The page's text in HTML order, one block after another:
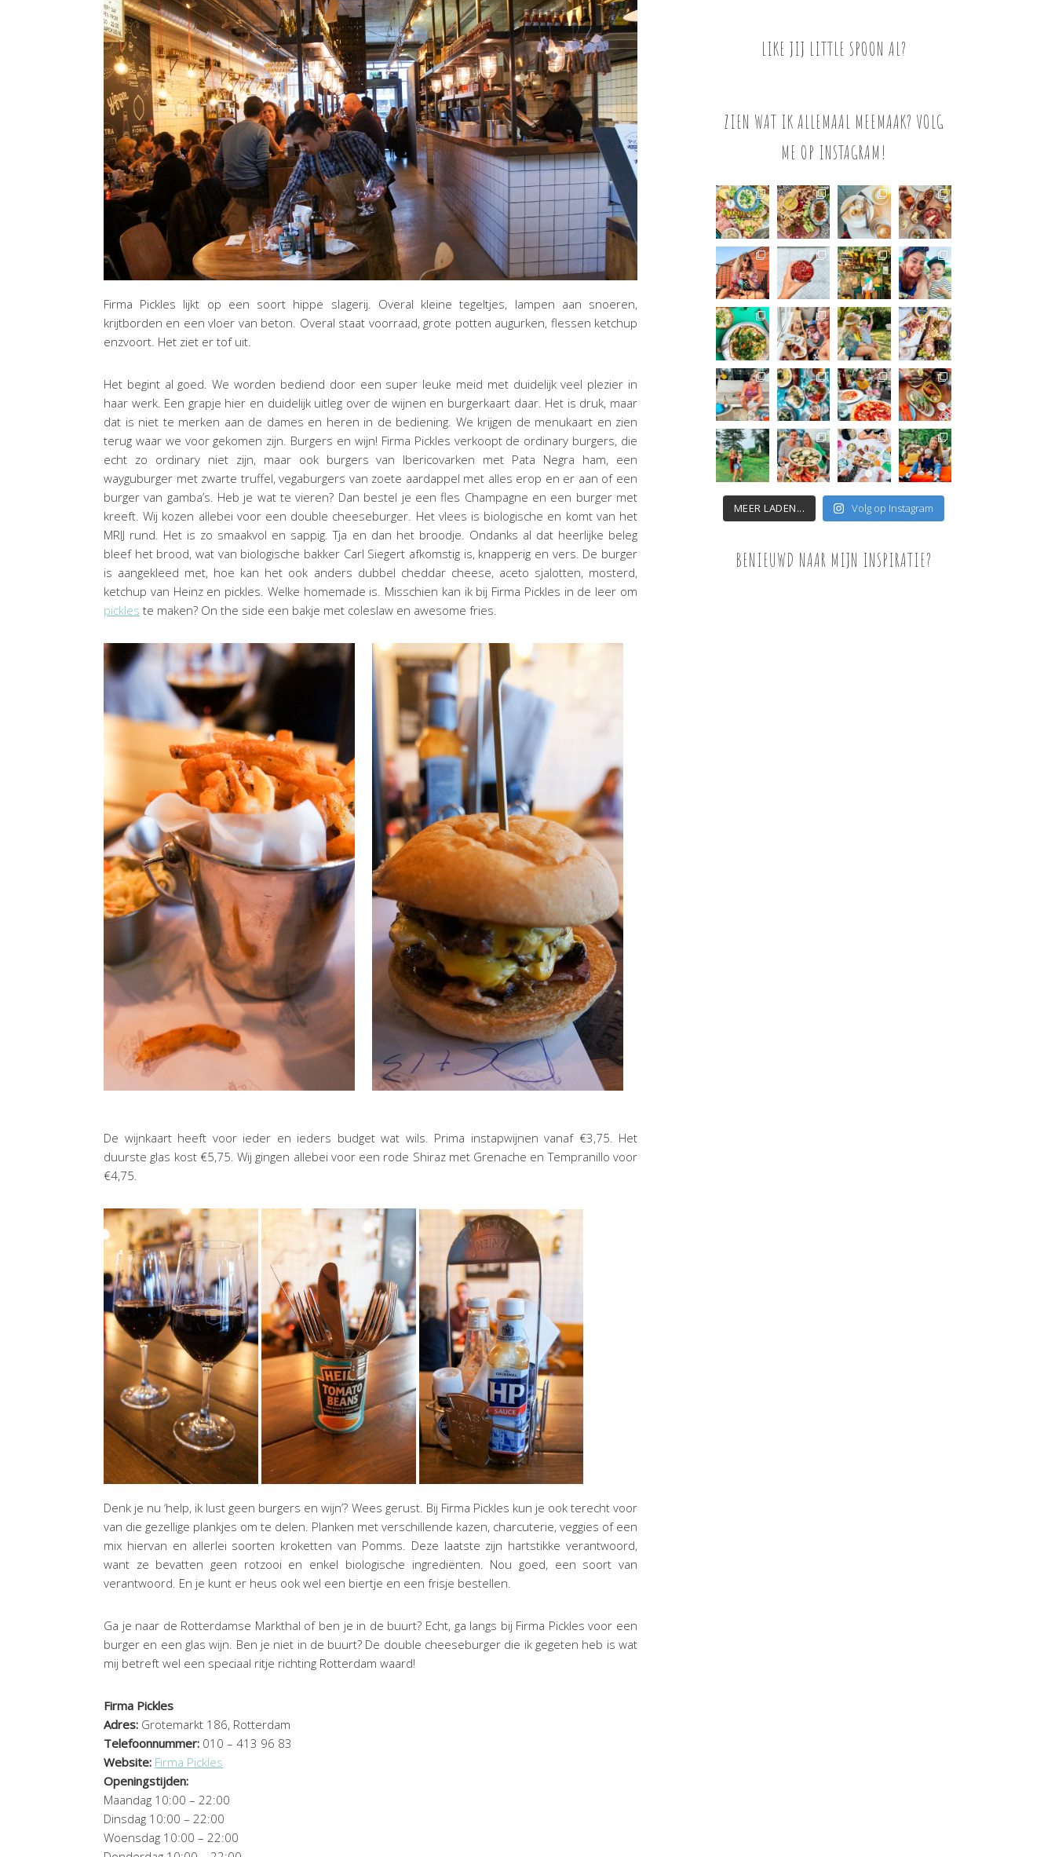
Firma Pickles lijkt op een soort hippe slagerij. Overal kleine tegeltjes, lampen aan snoeren,
krijtborden en een vloer van beton. Overal staat voorraad, grote potten augurken, flessen ketchup
enzvoort. Het ziet er tof uit.
Het begint al goed. We worden bediend door een super leuke meid met duidelijk veel plezier in
haar werk. Een grapje hier en duidelijk uitleg over de wijnen en burgerkaart daar. Het is druk, maar
dat is niet te merken aan de dames en heren in de bediening. We krijgen de menukaart en zien
terug waar we voor gekomen zijn. Burgers en wijn! Firma Pickles verkoopt de ordinary burgers, die
echt zo ordinary niet zijn, maar ook burgers van Ibericovarken met Pata Negra ham, een
wayguburger met zwarte truffel, vegaburgers van zoete aardappel met alles erop en er aan of een
burger van gamba’s. Heb je wat te vieren? Dan bestel je een fles Champagne en een burger met
kreeft. Wij kozen allebei voor een double cheeseburger. Het vlees is biologische en komt van het
MRIJ rund. Het is zo smaakvol en sappig. Tja en dan het broodje. Ondanks al dat heerlijke beleg
bleef het brood, wat van biologische bakker Carl Siegert afkomstig is, knapperig en vers. De burger
is aangekleed met, hoe kan het ook anders dubbel cheddar cheese, aceto sjalotten, mosterd,
ketchup van Heinz en pickles. Welke homemade is. Misschien kan ik bij Firma Pickles in de leer om
pickles te maken? On the side een bakje met coleslaw en awesome fries.
De wijnkaart heeft voor ieder en ieders budget wat wils. Prima instapwijnen vanaf €3,75. Het
duurste glas kost €5,75. Wij gingen allebei voor een rode Shiraz met Grenache en Tempranillo voor
€4,75.
Denk je nu ‘help, ik lust geen burgers en wijn’? Wees gerust. Bij Firma Pickles kun je ook terecht voor
van die gezellige plankjes om te delen. Planken met verschillende kazen, charcuterie, veggies of een
mix hiervan en allerlei soorten kroketten van Pomms. Deze laatste zijn hartstikke verantwoord,
want ze bevatten geen rotzooi en enkel biologische ingrediënten. Nou goed, een soort van
verantwoord. En je kunt er heus ook wel een biertje en een frisje bestellen.
Ga je naar de Rotterdamse Markthal of ben je in de buurt? Echt, ga langs bij Firma Pickles voor een
burger en een glas wijn. Ben je niet in de buurt? De double cheeseburger die ik gegeten heb is wat
mij betreft wel een speciaal ritje richting Rotterdam waard!
Firma Pickles
Adres: Grotemarkt 186, Rotterdam
Telefoonnummer: 010 – 413 96 83
Website: Firma Pickles
Openingstijden:
Maandag 10:00 – 22:00
Dinsdag 10:00 – 22:00
Woensdag 10:00 – 22:00
LIKE JIJ LITTLE SPOON AL?
ZIEN WAT IK ALLEMAAL MEEMAAK? VOLG
ME OP INSTAGRAM!
MEER LADEN... Volg op Instagram
BENIEUWD NAAR MIJN INSPIRATIE?